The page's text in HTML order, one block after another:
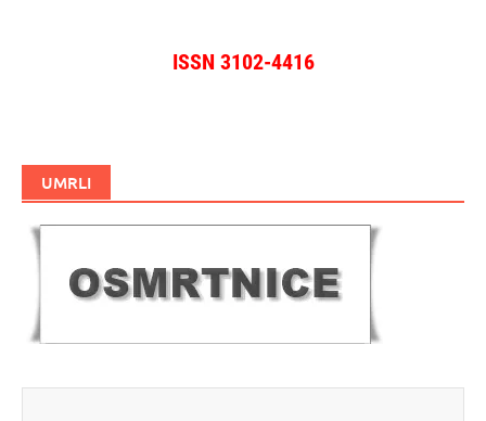
ISSN 3102-4416
UMRLI